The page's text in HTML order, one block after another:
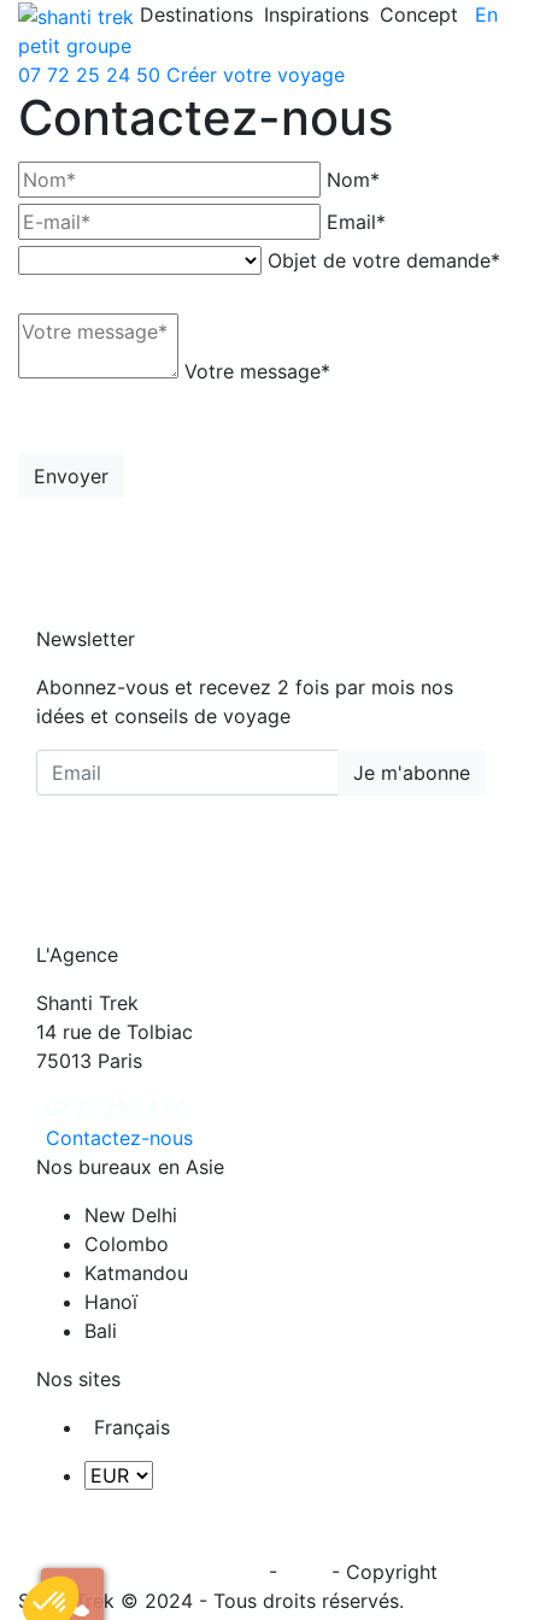
Destinations Inspirations Concept
En
petit groupe
07 72 25 24 50 Créer votre voyage
Contactez-nous
Nom*
Email*
Objet de votre demande*
Votre message*
Envoyer
Newsletter
Abonnez-vous et recevez 2 fois par mois nos
idées et conseils de voyage
Je m'abonne
L'Agence
Shanti Trek
14 rue de Tolbiac
75013 Paris
Contactez-nous
Nos bureaux en Asie
New Delhi
Colombo
Katmandou
Hanoï
Bali
Nos sites
Français
Politique de confidentialité -
- Copyright
ShantiTrek © 2024 - Tous droits réservés.